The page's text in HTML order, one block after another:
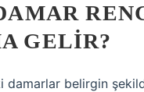
GELIR?
damarlar belirgin